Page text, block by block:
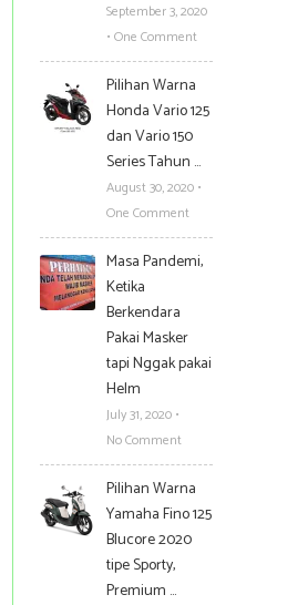
September 3, 2020
• One Comment
Pilihan Warna
Honda Vario 125
dan Vario 150
Series Tahun …
August 30, 2020 •
One Comment
Masa Pandemi,
Ketika
Berkendara
Pakai Masker
tapi Nggak pakai
Helm
July 31, 2020 •
No Comment
Pilihan Warna
Yamaha Fino 125
Blucore 2020
tipe Sporty,
Premium …